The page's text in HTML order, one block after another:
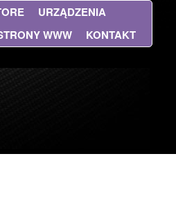
URZĄDZENIA
WWW KONTAKT